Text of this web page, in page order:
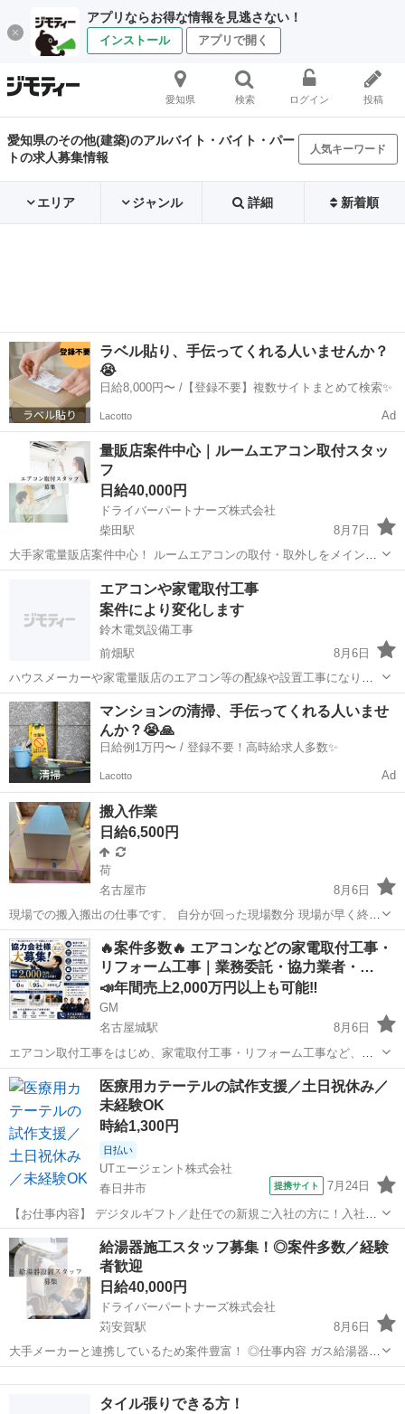
アプリならお得な情報を見逃さない！
インストール アプリで開く
愛知県 検索 ログイン 投稿
愛知県のその他(建築)のアルバイト・バイト・パー
トの求人募集情報
人気キーワード
エリア ジャンル 詳細 新着順
ラベル貼り、手伝ってくれる人いませんか？
😭
日給8,000円〜 /【登録不要】複数サイトまとめて検索✨
Lacotto Ad
量販店案件中心｜ルームエアコン取付スタッ
フ
日給40,000円
ドライバーパートナーズ株式会社
柴田駅
8月7日
大手家電量販店案件中心！ ルームエアコンの取付・取外しをメインに
行っていただくお仕事です。 ご家庭・空室物件・新築住宅など、安定
した案件数があります。 ■仕事内容 ・エアコンの取付・取外し ・大手
家電量販店案件中心 ・...
その他 量販店
エアコンや家電取付工事
案件により変化します
鈴木電気設備工事
前畑駅
8月6日
ハウスメーカーや家電量販店のエアコン等の配線や設置工事になりま
す、 形態はアルバイトから業務委託になります、 対応地域は愛知県、
静岡県浜松市までになります、 即戦力で対応も出来ます、 即戦力対応
住宅配線、家電...
愛知 豊橋市 その他
マンションの清掃、手伝ってくれる人いませ
んか？😭🙏
日給例1万円〜 / 登録不要！高時給求人多数✨
Lacotto Ad
搬入作業
日給6,500円
荷
名古屋市
8月6日
現場での搬入搬出の仕事です、 自分が回った現場数分 現場が早く終わ
っても日給保証 6500円〜23,000円 半日４時間以内作業 8〜12時 13
時〜17時 17時〜20時 6500円〜 8〜17時8時間以内 13500円...
愛知 名古屋市 その他
🔥案件多数🔥 エアコンなどの家電取付工事・
リフォーム工事｜業務委託・協力業者・…
📣年間売上2,000万円以上も可能‼️
GM
名古屋城駅
8月6日
エアコン取付工事をはじめ、家電取付工事・リフォーム工事など、多
数の案件をご用意しております！ 大手家電量販店様をはじめ、不動産
管理会社様・建設会社様・工務店様・電材販売会社様・通販会社様な
ど、多数の企業様とお取引しておりま...
愛知 名古屋市 名古屋城駅 その他 スタッフ
医療用カテーテルの試作支援／土日祝休み／
未経験OK
時給1,300円
日払い
UTエージェント株式会社
春日井市
提携サイト 7月24日
【お仕事内容】 デジタルギフト／赴任での新規ご入社の方に！入社日
に現金化可能なデジタルギフトで2万円分支給♪／日払い制度／利用申
し込み完了後～最短5分で受け取り可能！スマホから簡単に申請いただ
けます！※規定あり ●収入を増...
愛知 春日井市 その他
給湯器施工スタッフ募集！◎案件多数／経験
者歓迎
日給40,000円
ドライバーパートナーズ株式会社
苅安賀駅
8月6日
大手メーカーと連携しているため案件豊富！ ◎仕事内容 ガス給湯器・
電気給湯器の取付・交換・撤去を行うお仕事です。 ・1日1〜4件の施
工（ご自身で件数選択可能） ・事務処理は連携会社本部が代行！ ・現
場情報はスマホに届くので...タイル張りできる方！